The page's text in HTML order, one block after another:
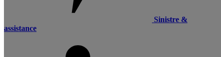
Sinistre &
assistance